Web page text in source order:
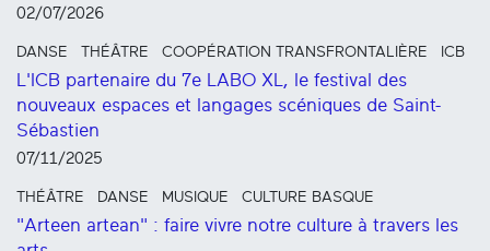
02/07/2026
DANSE THÉÂTRE COOPÉRATION TRANSFRONTALIÈRE ICB
L'ICB partenaire du 7e LABO XL, le festival des
nouveaux espaces et langages scéniques de Saint-
Sébastien
07/11/2025
THÉÂTRE DANSE MUSIQUE CULTURE BASQUE
"Arteen artean" : faire vivre notre culture à travers les